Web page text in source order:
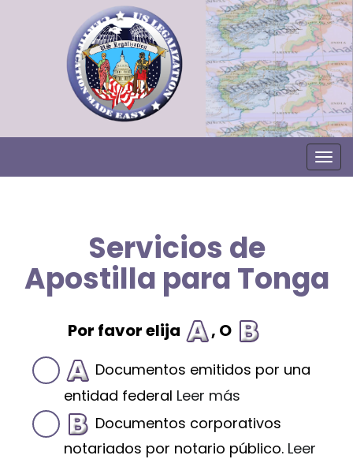
Servicios de
Apostilla para Tonga
Por favor elija , O
Documentos emitidos por una
entidad federal Leer más
Documentos corporativos
notariados por notario público. Leer